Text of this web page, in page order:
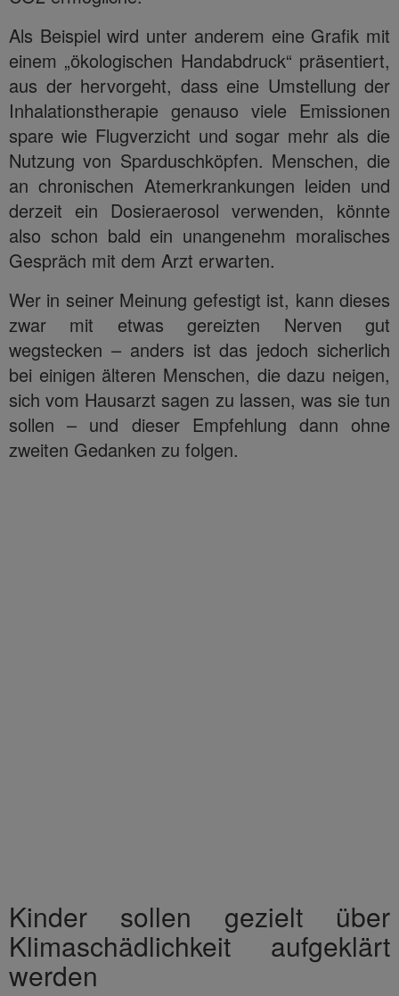
Als Beispiel wird unter anderem eine Grafik mit
einem „ökologischen Handabdruck“ präsentiert,
aus der hervorgeht, dass eine Umstellung der
Inhalationstherapie genauso viele Emissionen
spare wie Flugverzicht und sogar mehr als die
Nutzung von Sparduschköpfen. Menschen, die
an chronischen Atemerkrankungen leiden und
derzeit ein Dosieraerosol verwenden, könnte
also schon bald ein unangenehm moralisches
Gespräch mit dem Arzt erwarten.
Wer in seiner Meinung gefestigt ist, kann dieses
zwar mit etwas gereizten Nerven gut
wegstecken – anders ist das jedoch sicherlich
bei einigen älteren Menschen, die dazu neigen,
sich vom Hausarzt sagen zu lassen, was sie tun
sollen – und dieser Empfehlung dann ohne
zweiten Gedanken zu folgen.
Kinder sollen gezielt über
Klimaschädlichkeit aufgeklärt
werden